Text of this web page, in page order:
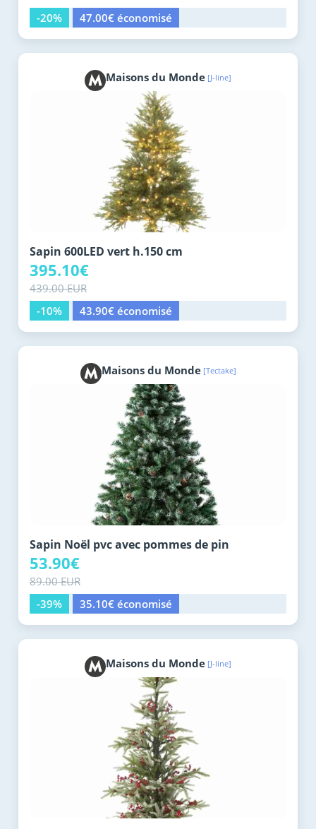
-20%
47.00€ économisé
Maisons du Monde [J-line]
Sapin 600LED vert h.150 cm
395.10€
439.00 EUR
-10%
43.90€ économisé
Maisons du Monde [Tectake]
Sapin Noël pvc avec pommes de pin
53.90€
89.00 EUR
-39%
35.10€ économisé
Maisons du Monde [J-line]